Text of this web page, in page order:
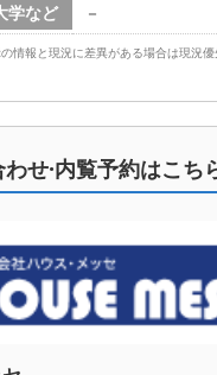
学など
－
情報と現況に差異がある場合は現況優
せ·内覧予約はこち